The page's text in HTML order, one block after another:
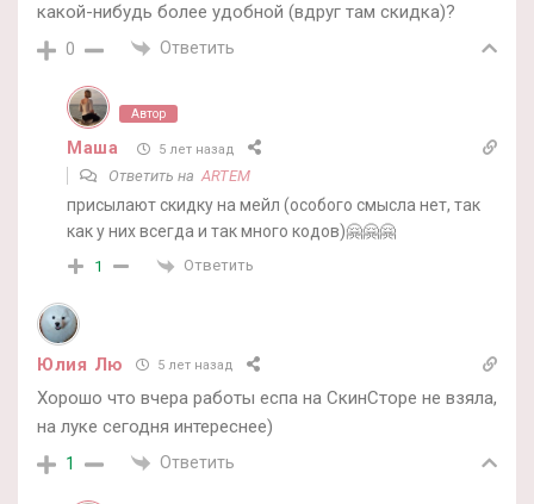
какой-нибудь более удобной (вдруг там скидка)?
0 Ответить
Автор
Маша 5 лет назад
Ответить наARTEM
присылают скидку на мейл (особого смысла нет, так
как у них всегда и так много кодов)🤗🤗🤗
1 Ответить
Юлия Лю 5 лет назад
Хорошо что вчера работы еспа на СкинСторе не взяла,
на луке сегодня интереснее)
1 Ответить